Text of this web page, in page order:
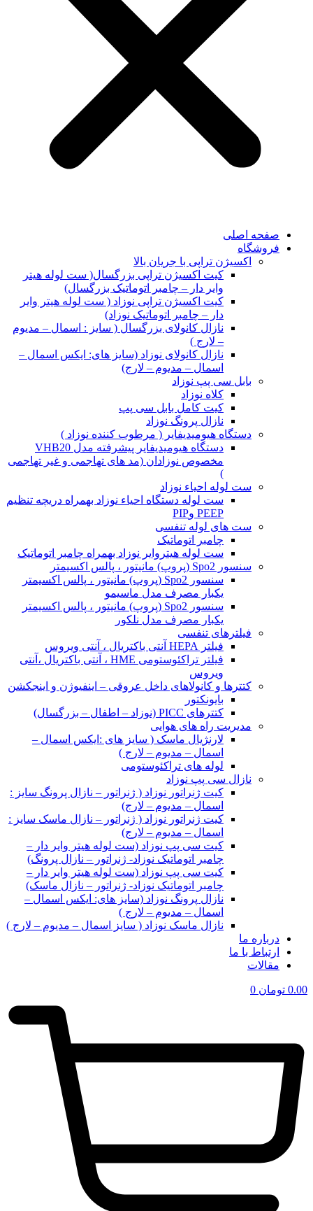
صفحه اصلی
فروشگاه
اکسیژن تراپی با جریان بالا
کیت اکسیژن تراپی بزرگسال( ست لوله هیتر
وایر دار – چامبر اتوماتیک بزرگسال)
کیت اکسیژن تراپی نوزاد ( ست لوله هیتر وایر
دار – چامبر اتوماتیک نوزاد)
نازال کانولای بزرگسال ( سایز : اسمال – مدیوم
– لارج )
نازال کانولای نوزاد (سایز های: ایکس اسمال –
اسمال – مدیوم – لارج)
بابل سی پپ نوزاد
کلاه نوزاد
کیت کامل بابل سی پپ
نازال پرونگ نوزاد
دستگاه هیومیدیفایر ( مرطوب کننده نوزاد )
دستگاه هیومیدیفایر پیشرفته مدل VHB20
مخصوص نوزادان (مد های تهاجمی و غیر تهاجمی
)
ست لوله احیاء نوزاد
ست لوله دستگاه احیاء نوزاد بهمراه دریچه تنظیم
PEEP وPIP
ست های لوله تنفسی
چامبر اتوماتیک
ست لوله هیتروایر نوزاد بهمراه چامبر اتوماتیک
سنسور Spo2 (پروپ) مانیتور ، پالس اکسیمتر
سنسور Spo2 (پروپ) مانیتور ، پالس اکسیمتر
یکبار مصرف مدل ماسیمو
سنسور Spo2 (پروپ) مانیتور ، پالس اکسیمتر
یکبار مصرف مدل نلکور
فیلترهای تنفسی
فیلتر HEPA آنتی باکتریال ، آنتی ویروس
فیلتر تراکئوستومی HME ، آنتی باکتریال ،آنتی
ویروس
کتترها و کانولاهای داخل عروقی – اینفیوژن و اینجکشن
بایونکتور
کتترهای PICC (نوزاد – اطفال – بزرگسال)
مدیریت راه های هوایی
لارنژیال ماسک ( سایز های :ایکس اسمال –
اسمال – مدیوم – لارج )
لوله های تراکئوستومی
نازال سی پپ نوزاد
کیت ژنراتور نوزاد ( ژنراتور – نازال پرونگ سایز :
اسمال – مدیوم – لارج)
کیت ژنراتور نوزاد ( ژنراتور – نازال ماسک سایز :
اسمال – مدیوم – لارج)
کیت سی پپ نوزاد (ست لوله هیتر وایر دار –
چامبر اتوماتیک نوزاد- ژنراتور – نازال پرونگ)
کیت سی پپ نوزاد (ست لوله هیتر وایر دار –
چامبر اتوماتیک نوزاد- ژنراتور – نازال ماسک)
نازال پرونگ نوزاد (سایز های: ایکس اسمال –
اسمال – مدیوم – لارج )
نازال ماسک نوزاد ( سایز اسمال – مدیوم – لارج )
درباره ما
ارتباط با ما
مقالات
0.00 تومان 0